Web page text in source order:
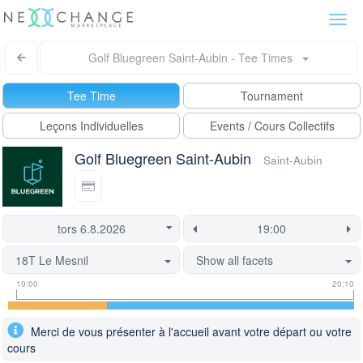
Golf Bluegreen Saint-Aubin - Tee Times
Tee Time
Tournament
Leçons Individuelles
Events / Cours Collectifs
Golf Bluegreen Saint-Aubin Saint-Aubin
18T Le Mesnil
Show all facets
Tee
time
Flight
slot
This
start
currently
19:00 20:10
Merci de vous présenter à l'accueil avant votre départ ou votre
cours